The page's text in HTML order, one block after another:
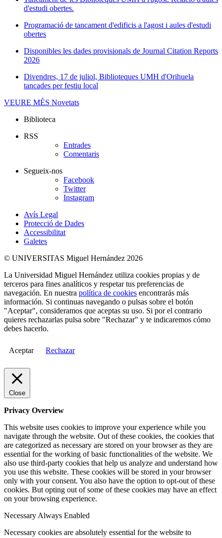
d'estudi obertes.
Programació de tancament d'edificis a l'agost i aules d'estudi
obertes
Disponibles les dades provisionals de Journal Citation Reports
2026
Divendres, 17 de juliol, Biblioteques UMH d'Orihuela
tancades per festiu local
VEURE MÉS Novetats
Biblioteca
RSS
Entrades
Comentaris
Segueix-nos
Facebook
Twitter
Instagram
Avís Legal
Protecció de Dades
Accessibilitat
Galetes
© UNIVERSITAS Miguel Hernández 2026
La Universidad Miguel Hernández utiliza cookies propias y de
terceros para fines analíticos y respetar tus preferencias de
navegación. En nuestra política de cookies encontrarás más
información. Si continuas navegando o pulsas sobre el botón
"Aceptar", consideramos que aceptas su uso. Si por el contrario
quieres rechazarlas pulsa sobre "Rechazar" y te indicaremos cómo
debes hacerlo.
Aceptar Rechazar
Close
Privacy Overview
This website uses cookies to improve your experience while you
navigate through the website. Out of these cookies, the cookies that
are categorized as necessary are stored on your browser as they are
essential for the working of basic functionalities of the website. We
also use third-party cookies that help us analyze and understand how
you use this website. These cookies will be stored in your browser
only with your consent. You also have the option to opt-out of these
cookies. But opting out of some of these cookies may have an effect
on your browsing experience.
Necessary Always Enabled
Necessary cookies are absolutely essential for the website to